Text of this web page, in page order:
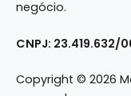
negócio.
CNPJ: 23.419.632/
Copyright © 2026